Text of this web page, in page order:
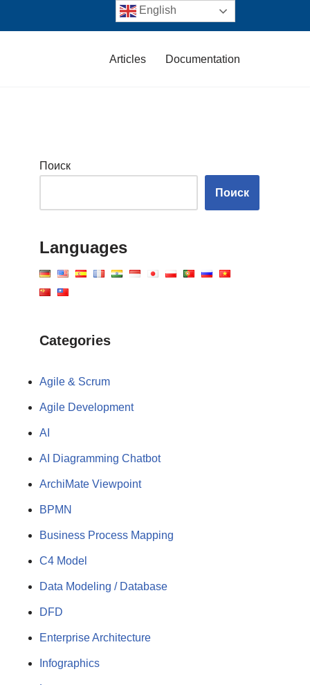
Articles Documentation
Поиск
Поиск
Languages
Categories
Agile & Scrum
Agile Development
AI
AI Diagramming Chatbot
ArchiMate Viewpoint
BPMN
Business Process Mapping
C4 Model
Data Modeling / Database
DFD
Enterprise Architecture
Infographics
English